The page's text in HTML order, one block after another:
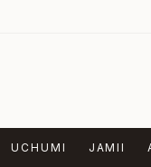
UCHUMI JAMII